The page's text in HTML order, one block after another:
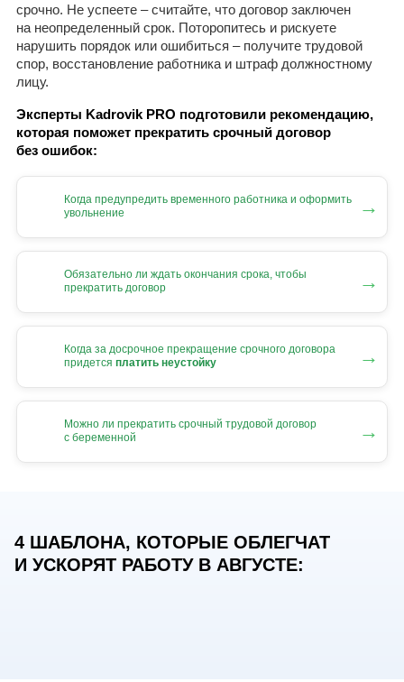
срочно. Не успеете – считайте, что договор заключен
на неопределенный срок. Поторопитесь и рискуете
нарушить порядок или ошибиться – получите трудовой
спор, восстановление работника и штраф должностному
лицу.
Эксперты Kadrovik PRO подготовили рекомендацию,
которая поможет прекратить срочный договор
без ошибок:
Когда предупредить временного работника и оформить
увольнение
→
Обязательно ли ждать окончания срока, чтобы
прекратить договор
→
Когда за досрочное прекращение срочного договора
придется платить неустойку →
Можно ли прекратить срочный трудовой договор
с беременной
→
4 ШАБЛОНА, КОТОРЫЕ ОБЛЕГЧАТ
И УСКОРЯТ РАБОТУ В АВГУСТЕ: